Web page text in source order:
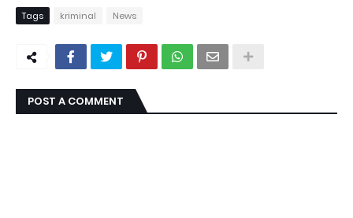
Tags kriminal News
POST A COMMENT